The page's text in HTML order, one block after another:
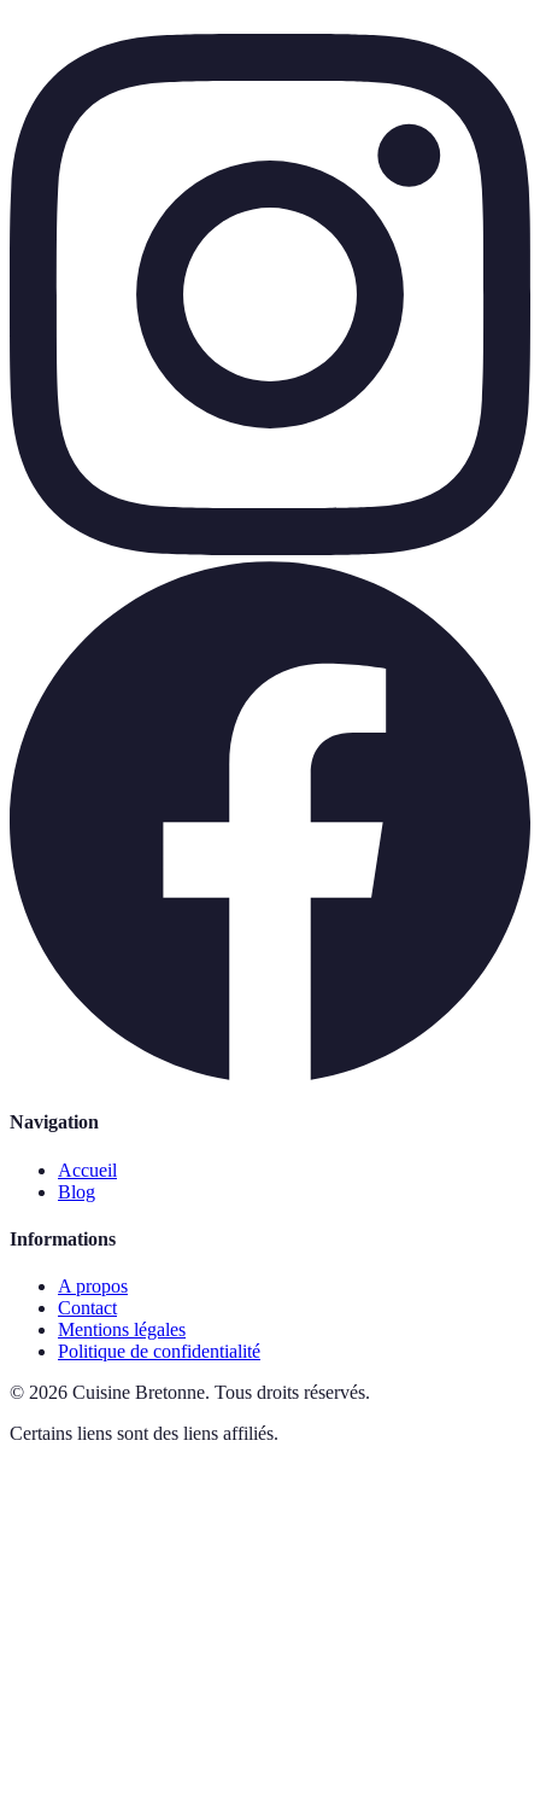
Navigation
Accueil
Blog
Informations
A propos
Contact
Mentions légales
Politique de confidentialité
© 2026 Cuisine Bretonne. Tous droits réservés.
Certains liens sont des liens affiliés.